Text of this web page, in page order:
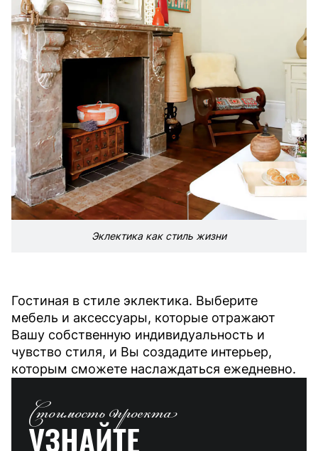
Эклектика как стиль жизни
Гостиная в стиле эклектика. Выберите
мебель и аксессуары, которые отражают
Вашу собственную индивидуальность и
чувство стиля, и Вы создадите интерьер,
которым сможете наслаждаться ежедневно.
Стоимость проекта
УЗНАЙТЕ